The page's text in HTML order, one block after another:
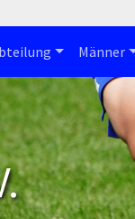
Männer